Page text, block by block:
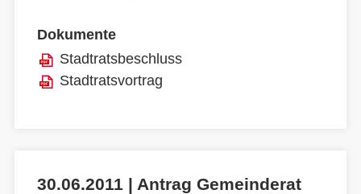
Dokumente
Stadtratsbeschluss
Stadtratsvortrag
30.06.2011 | Antrag Gemeinderat